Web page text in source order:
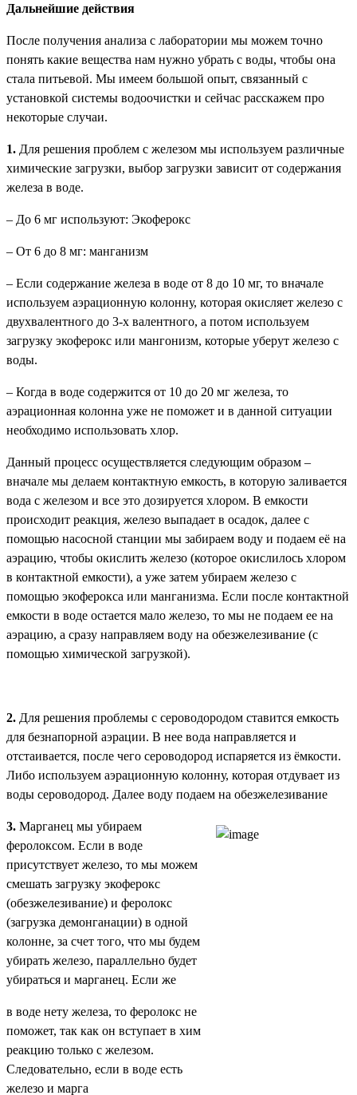
Дальнейшие действия
После получения анализа с лаборатории мы можем точно
понять какие вещества нам нужно убрать с воды, чтобы она
стала питьевой. Мы имеем большой опыт, связанный с
установкой системы водоочистки и сейчас расскажем про
некоторые случаи.
1. Для решения проблем с железом мы используем различные
химические загрузки, выбор загрузки зависит от содержания
железа в воде.
– До 6 мг используют: Экоферокс
– От 6 до 8 мг: манганизм
– Если содержание железа в воде от 8 до 10 мг, то вначале
используем аэрационную колонну, которая окисляет железо с
двухвалентного до 3-х валентного, а потом используем
загрузку экоферокс или мангонизм, которые уберут железо с
воды.
– Когда в воде содержится от 10 до 20 мг железа, то
аэрационная колонна уже не поможет и в данной ситуации
необходимо использовать хлор.
Данный процесс осуществляется следующим образом –
вначале мы делаем контактную емкость, в которую заливается
вода с железом и все это дозируется хлором. В емкости
происходит реакция, железо выпадает в осадок, далее с
помощью насосной станции мы забираем воду и подаем её на
аэрацию, чтобы окислить железо (которое окислилось хлором
в контактной емкости), а уже затем убираем железо с
помощью экоферокса или манганизма. Если после контактной
емкости в воде остается мало железо, то мы не подаем ее на
аэрацию, а сразу направляем воду на обезжелезивание (с
помощью химической загрузкой).
2. Для решения проблемы с сероводородом ставится емкость
для безнапорной аэрации. В нее вода направляется и
отстаивается, после чего сероводород испаряется из ёмкости.
Либо используем аэрационную колонну, которая отдувает из
воды сероводород. Далее воду подаем на обезжелезивание
3. Марганец мы убираем
феролоксом. Если в воде
присутствует железо, то мы можем
смешать загрузку экоферокс
(обезжелезивание) и феролокс
(загрузка демонганации) в одной
колонне, за счет того, что мы будем
убирать железо, параллельно будет
убираться и марганец. Если же
в воде нету железа, то феролокс не
поможет, так как он вступает в хим
реакцию только с железом.
Следовательно, если в воде есть
железо и марга